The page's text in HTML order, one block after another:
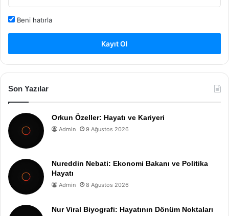
Beni hatırla
Kayıt Ol
Son Yazılar
Orkun Özeller: Hayatı ve Kariyeri
Admin 9 Ağustos 2026
Nureddin Nebati: Ekonomi Bakanı ve Politika
Hayatı
Admin 8 Ağustos 2026
Nur Viral Biyografi: Hayatının Dönüm Noktaları